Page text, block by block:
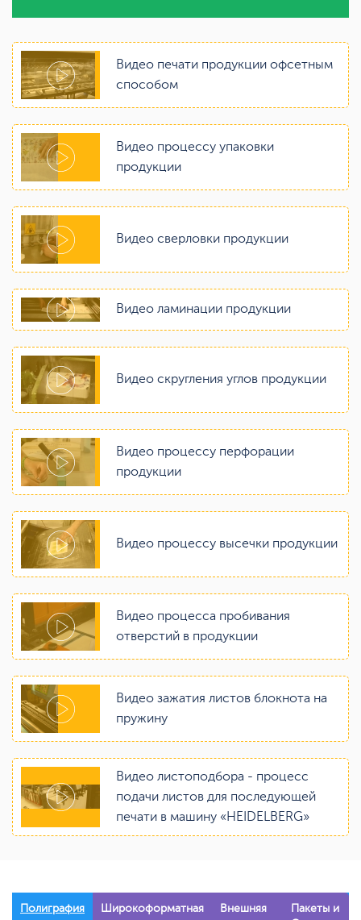
Видео печати продукции офсетным
способом
Видео процессу упаковки
продукции
Видео сверловки продукции
Видео ламинации продукции
Видео скругления углов продукции
Видео процессу перфорации
продукции
Видео процессу высечки продукции
Видео процесса пробивания
отверстий в продукции
Видео зажатия листов блокнота на
пружину
Видео листоподбора - процесс
подачи листов для последующей
печати в машину «HEIDELBERG»
Полиграфия
Широкоформатная
Внешняя
Пакеты и